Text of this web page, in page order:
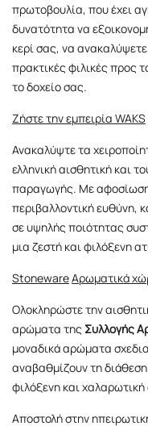
πρωτοβουλία, που έχει
δυνατότητα να
κερί σας, να
πρακτικές φιλικές προς
το δοχείο σας.
Ζήστε την εμπειρία WAKS
Ανακαλύψτε τα
ελληνική αισθητική και
παραγωγής. Με αφοσίωση
περιβαλλοντική ευθύνη,
σε υψηλής ποιότητας
μια ζεστή και φιλόξενη
StonewareΑρωματικά
Ολοκληρώστε την
αρώματα της Συλλογής
μοναδικά αρώματα
αναβαθμίζουν τη
φιλόξενη και
Αποστολή στην